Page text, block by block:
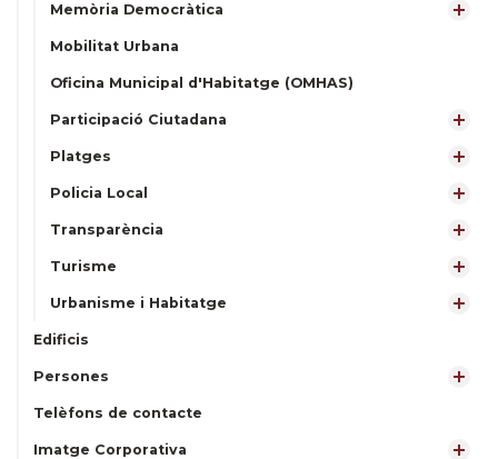
Memòria Democràtica
Mobilitat Urbana
Oficina Municipal d'Habitatge (OMHAS)
Participació Ciutadana
Platges
Policia Local
Transparència
Turisme
Urbanisme i Habitatge
Edificis
Persones
Telèfons de contacte
Imatge Corporativa